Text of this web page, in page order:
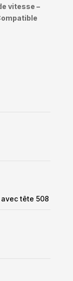
vitesse –
tête 508